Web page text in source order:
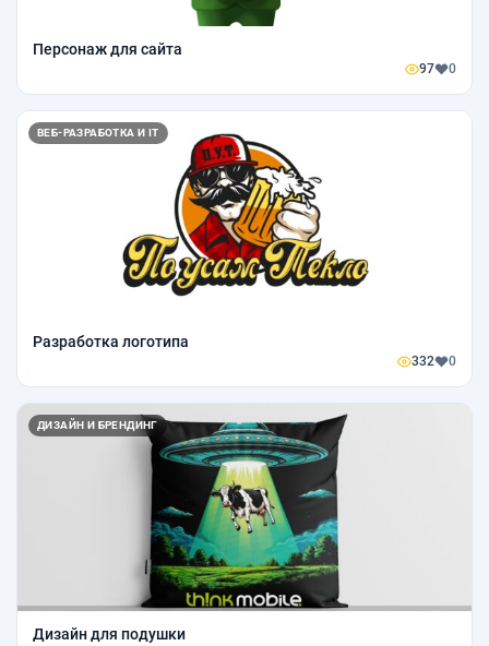
Персонаж для сайта
97 0
ВЕБ-РАЗРАБОТКА И IT
Разработка логотипа
332 0
ДИЗАЙН И БРЕНДИНГ
Дизайн для подушки